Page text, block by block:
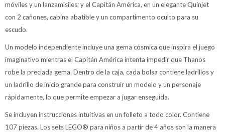
móviles y un lanzamisiles; y el Capitán América, en un elegante Quinjet
con 2 cañones, cabina abatible y un compartimento oculto para su
escudo.
Un modelo independiente incluye una gema cósmica que inspira el juego
imaginativo mientras el Capitán América intenta impedir que Thanos
robe la preciada gema. Dentro de la caja, cada bolsa contiene ladrillos y
un ladrillo de inicio grande para construir un modelo y un personaje
rápidamente, lo que permite empezar a jugar enseguida.
Se incluyen instrucciones intuitivas en un folleto a todo color. Contiene
107 piezas. Los sets LEGO® para niños a partir de 4 años son la manera